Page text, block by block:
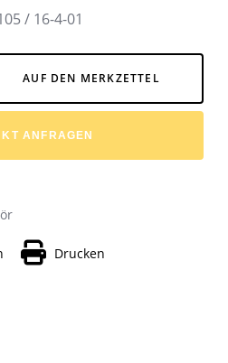
/ 16-4-01
AUF DEN MERKZETTEL
ANFRAGEN
Drucken